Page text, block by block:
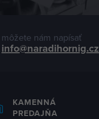
môžete nám napísať
info@naradihornig.cz
KAMENNÁ
PREDAJŇA